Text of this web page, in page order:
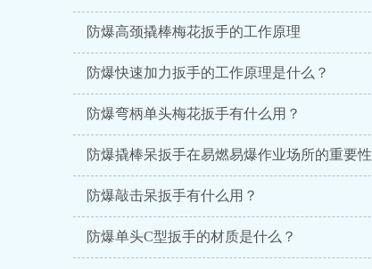
防爆高颈撬棒梅花扳手的工作原理
防爆快速加力扳手的工作原理是什么？
防爆弯柄单头梅花扳手有什么用？
防爆撬棒呆扳手在易燃易爆作业场所的重要性
防爆敲击呆扳手有什么用？
防爆单头C型扳手的材质是什么？